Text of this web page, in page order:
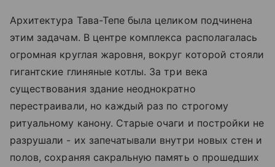
Архитектура Тава-Тепе была целиком подчинена
этим задачам. В центре комплекса располагалась
огромная круглая жаровня, вокруг которой стояли
гигантские глиняные котлы. За три века
существования здание неоднократно
перестраивали, но каждый раз по строгому
ритуальному канону. Старые очаги и постройки не
разрушали - их запечатывали внутри новых стен и
полов, сохраняя сакральную память о прошедших